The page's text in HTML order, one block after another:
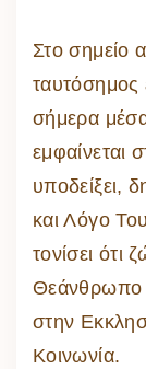
Στο σημείο
ταυτόσημος
σήμερα
εμφαίνεται
υποδείξει,
και Λόγο
τονίσει ότι
Θεάνθρωπο
στην
Κοινωνία.